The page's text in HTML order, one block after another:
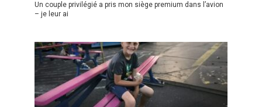
Un couple privilégié a pris mon siège premium dans l’avion
– je leur ai